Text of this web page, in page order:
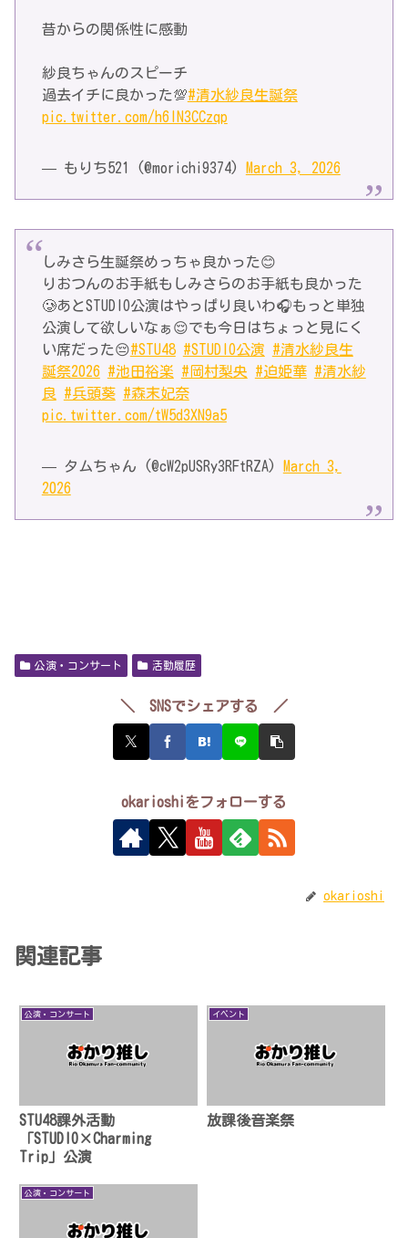
昔からの関係性に感動
紗良ちゃんのスピーチ
過去イチに良かった💯#清水紗良生誕祭
pic.twitter.com/h6lN3CCzqp
— もりち521 (@morichi9374) March 3, 2026
しみさら生誕祭めっちゃ良かった😊
りおつんのお手紙もしみさらのお手紙も良かった
🥲あとSTUDIO公演はやっぱり良いわ🎧もっと単独
公演して欲しいなぁ😌でも今日はちょっと見にく
い席だった😔#STU48 #STUDIO公演
#清水紗良生
誕祭2026 #池田裕楽 #岡村梨央 #迫姫華 #清水紗
良
#兵頭葵 #森末妃奈
pic.twitter.com/tW5d3XN9a5
— タムちゃん (@cW2pUSRy3RFtRZA)
March 3,
2026
公演・コンサート 活動履歴
＼ SNSでシェアする ／
okarioshiをフォローする
okarioshi
関連記事
公演・コンサート
STU48課外活動
「STUDIO×Charming
Trip」公演
イベント
放課後音楽祭
公演・コンサート